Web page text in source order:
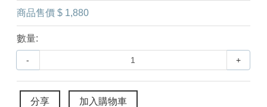
商品售價 $ 1,880
數量:
- +
分享 加入購物車